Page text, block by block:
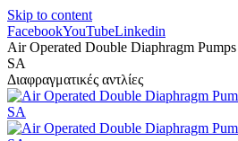
Skip to content
FacebookYouTubeLinkedin
Air Operated Double Diaphragm
SA
Διαφραγματικές αντλίες